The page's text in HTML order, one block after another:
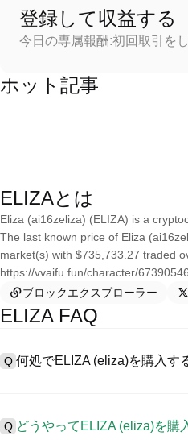
登録して収益する
今日の専属報酬:初回取引を
ホット記事
ELIZAとは
Eliza (ai16zeliza) (ELIZA) is a
The last known price of Eliza
market(s) with $735,733.27 traded
https://vvaifu.fun/character/
ブロックエクスプローラー
ELIZA FAQ
Q 何処でELIZA (eliza)を購入す
ーザーに向けるインターフェー
を認め、競争力のある取引手数料
Q どうやってELIZA (eliza)を購